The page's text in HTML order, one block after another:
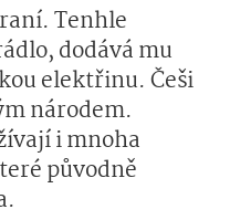
Tenhle
dodává mu
elektřinu. Češi
národem.
i mnoha
původně